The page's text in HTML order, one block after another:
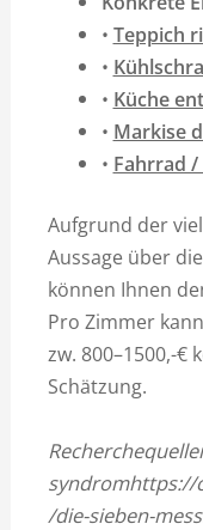
• Teppich
•
• Küche
• Markise
• Fahrrad /
Aufgrund der
Aussage über
können Ihnen
Pro Zimmer
zw. 800–1500,-€
Schätzung.
syndromhttps://
/die-sieben-